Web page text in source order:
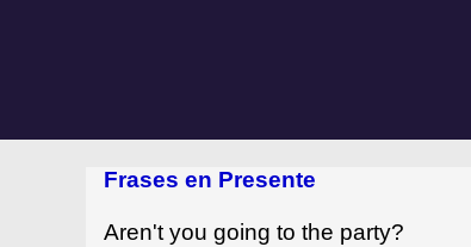
Frases en Presente
Aren't you going to the party?